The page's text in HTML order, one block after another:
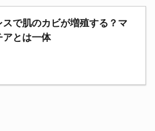
スで肌のカビが増殖する？マ
アとは一体